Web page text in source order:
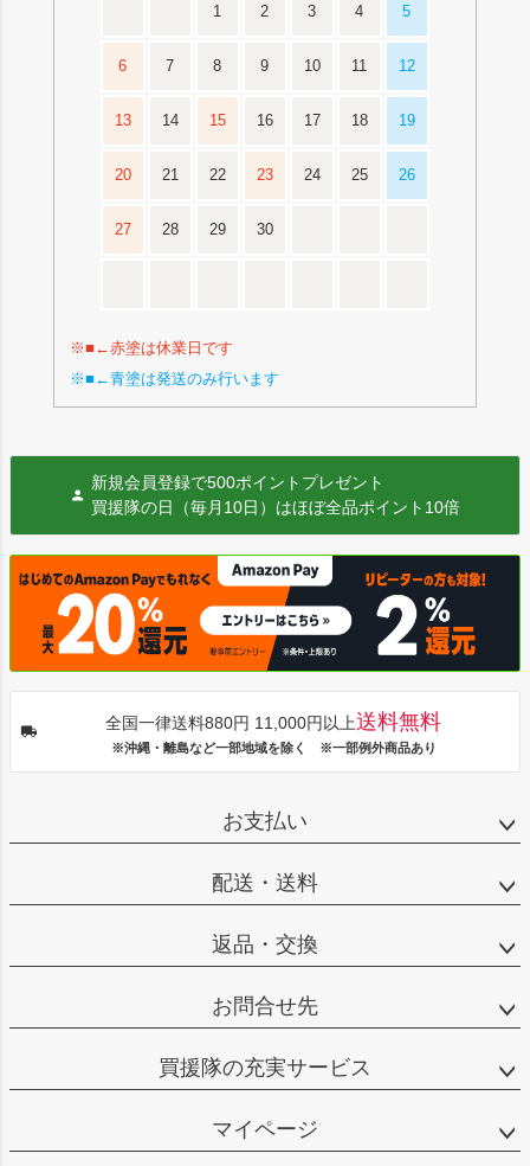
1 2 3 4 5
6 7 8 9 10 11 12
13 14 15 16 17 18 19
20 21 22 23 24 25 26
27 28 29 30
※■←赤塗は休業日です
※■←青塗は発送のみ行います
新規会員登録で500ポイントプレゼント
買援隊の日（毎月10日）はほぼ全品ポイント10倍
全国一律送料880円 11,000円以上送料無料
※沖縄・離島など一部地域を除く ※一部例外商品あり
お支払い
配送・送料
返品・交換
お問合せ先
買援隊の充実サービス
マイページ